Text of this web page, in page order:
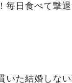
毎日食べて撃
いた結婚しな